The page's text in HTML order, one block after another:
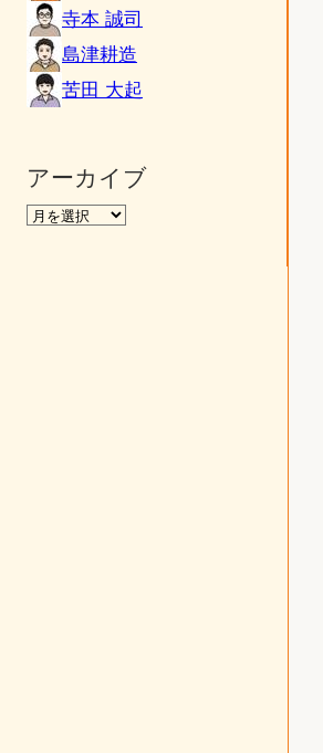
寺本 誠司
島津耕造
苦田 大起
アーカイブ